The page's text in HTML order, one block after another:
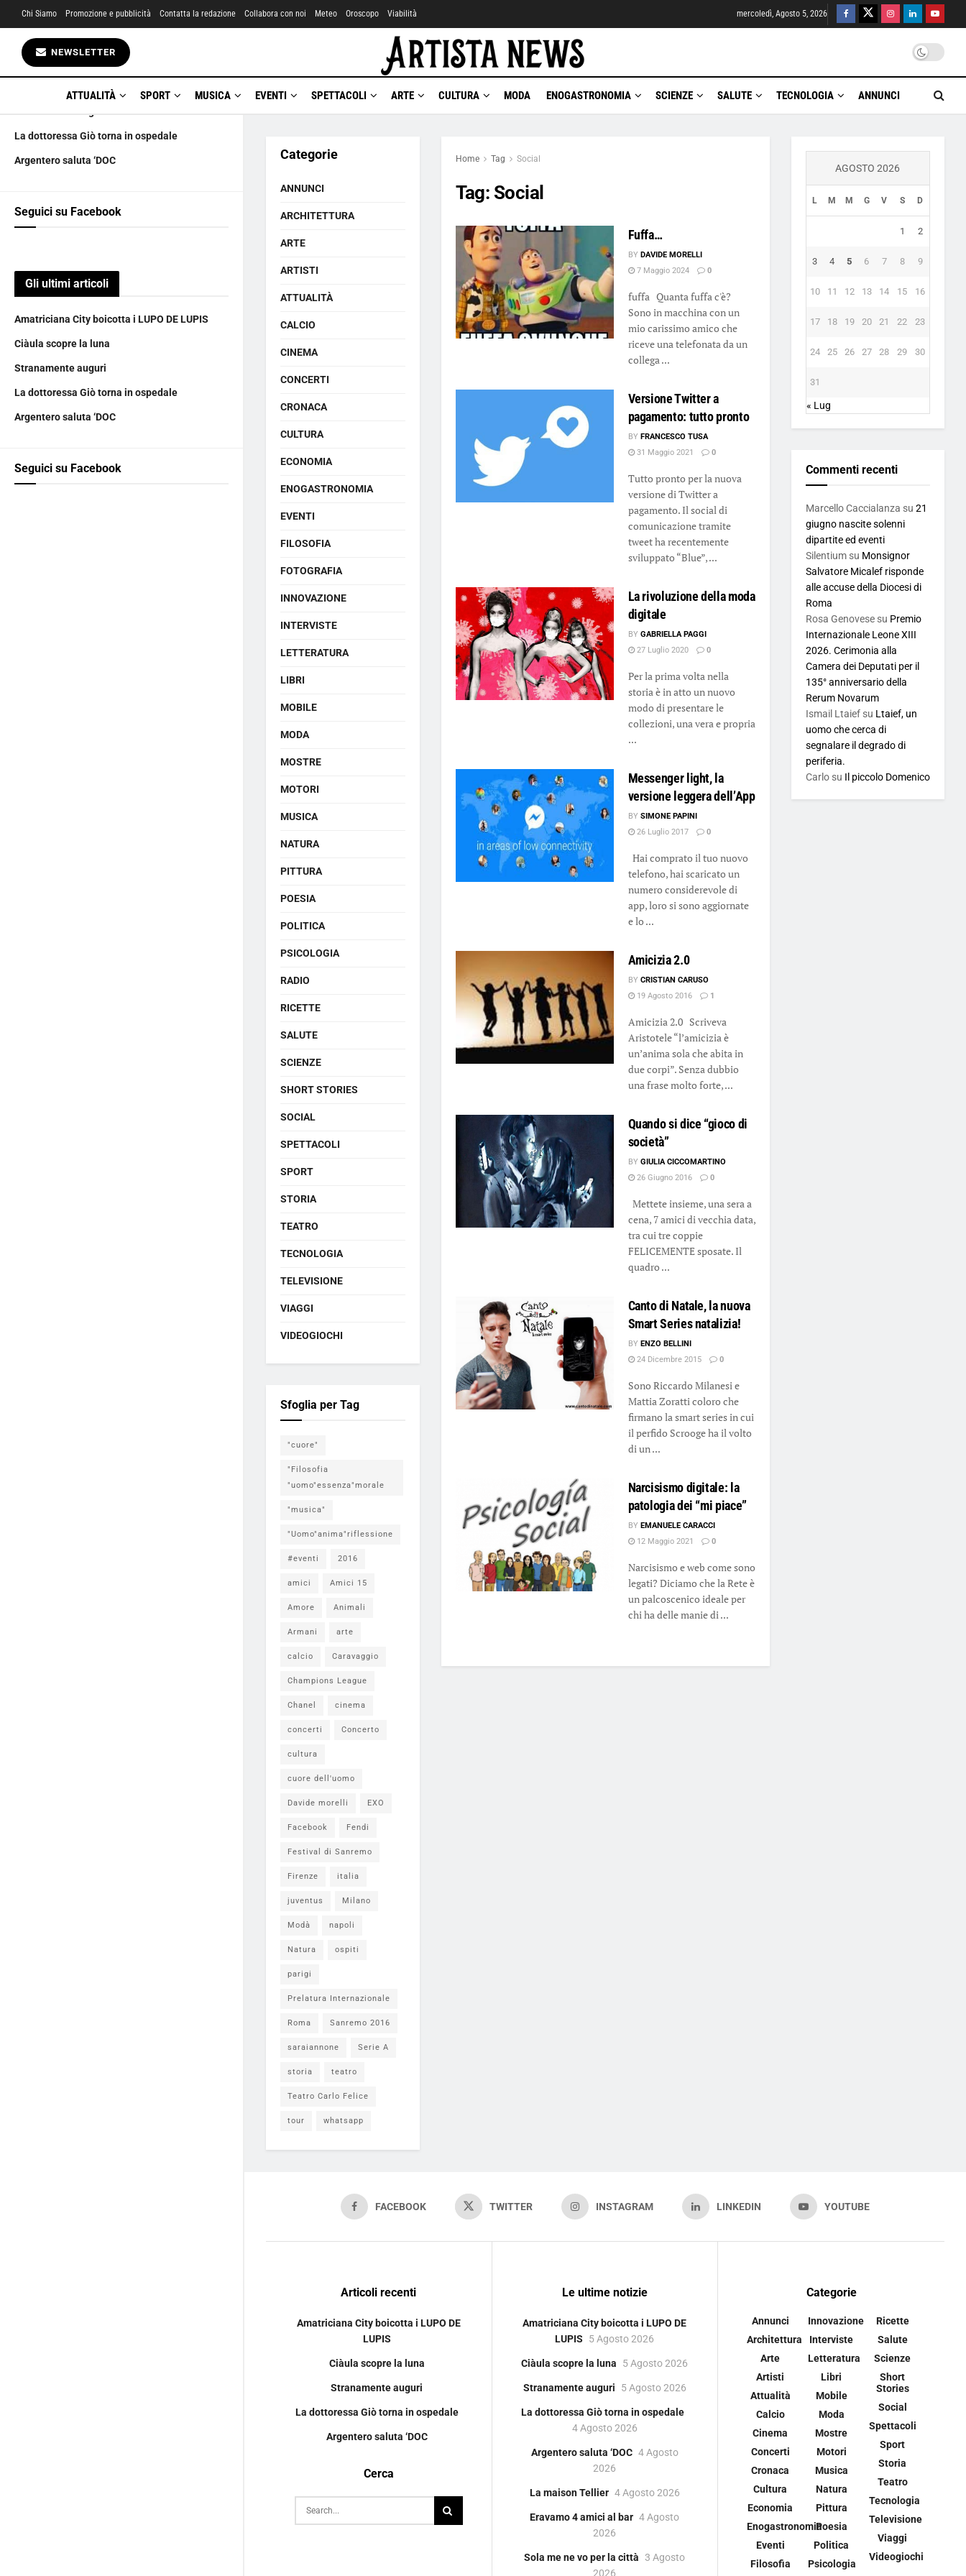
Gli ultimi articoli
Amatriciana City boicotta i LUPO DE LUPIS
La dottoressa Giò torna in ospedale
Argentero saluta ‘DOC
Seguici su Facebook
Gli ultimi articoli
Amatriciana City boicotta i LUPO DE LUPIS
Ciàula scopre la luna
Stranamente auguri
La dottoressa Giò torna in ospedale
Argentero saluta ‘DOC
Seguici su Facebook
Chi Siamo Promozione e pubblicità Contatta la redazione Collabora con noi Meteo Oroscopo Viabilità mercoledì, Agosto 5, 2026
NEWSLETTER
ATTUALITÀ SPORT MUSICA EVENTI SPETTACOLI ARTE CULTURA MODA ENOGASTRONOMIA SCIENZE SALUTE TECNOLOGIA ANNUNCI
Home Tag Social
Tag: Social
Fuffa…
BY DAVIDE MORELLI
7 Maggio 2024
0
fuffa Quanta fuffa c'è?
Sono in macchina con un
mio carissimo amico che
riceve una telefonata da un
collega ...
Versione Twitter a
pagamento: tutto pronto
BY FRANCESCO TUSA
31 Maggio 2021
0
Tutto pronto per la nuova
versione di Twitter a
pagamento. Il social di
comunicazione tramite
tweet ha recentemente
sviluppato “Blue”, ...
La rivoluzione della moda
digitale
BY GABRIELLA PAGGI
27 Luglio 2020
0
Per la prima volta nella
storia è in atto un nuovo
modo di presentare le
collezioni, una vera e propria
...
Messenger light, la
versione leggera dell’App
BY SIMONE PAPINI
26 Luglio 2017
0
Hai comprato il tuo nuovo
telefono, hai scaricato un
numero considerevole di
app, loro si sono aggiornate
e lo ...
Amicizia 2.0
BY CRISTIAN CARUSO
19 Agosto 2016
1
Amicizia 2.0 Scriveva
Aristotele “l’amicizia è
un’anima sola che abita in
due corpi”. Senza dubbio
una frase molto forte, ...
Quando si dice “gioco di
società”
BY GIULIA CICCOMARTINO
26 Giugno 2016
0
Mettete insieme, una sera a
cena, 7 amici di vecchia data,
tra cui tre coppie
FELICEMENTE sposate. Il
quadro ...
Canto di Natale, la nuova
Smart Series natalizia!
BY ENZO BELLINI
24 Dicembre 2015
0
Sono Riccardo Milanesi e
Mattia Zoratti coloro che
firmano la smart series in cui
il perfido Scrooge ha il volto
di un ...
Narcisismo digitale: la
patologia dei “mi piace”
BY EMANUELE CARACCI
12 Maggio 2021
0
Narcisismo e web come sono
legati? Diciamo che la Rete è
un palcoscenico ideale per
chi ha delle manie di ...
Categorie
ANNUNCI
ARCHITETTURA
ARTE
ARTISTI
ATTUALITÀ
CALCIO
CINEMA
CONCERTI
CRONACA
CULTURA
ECONOMIA
ENOGASTRONOMIA
EVENTI
FILOSOFIA
FOTOGRAFIA
INNOVAZIONE
INTERVISTE
LETTERATURA
LIBRI
MOBILE
MODA
MOSTRE
MOTORI
MUSICA
NATURA
PITTURA
POESIA
POLITICA
PSICOLOGIA
RADIO
RICETTE
SALUTE
SCIENZE
SHORT STORIES
SOCIAL
SPETTACOLI
SPORT
STORIA
TEATRO
TECNOLOGIA
TELEVISIONE
VIAGGI
VIDEOGIOCHI
Sfoglia per Tag
"cuore"
"Filosofia
"uomo"essenza"morale
"musica"
"Uomo"anima"riflessione
#eventi 2016
amici Amici 15
Amore Animali
Armani arte
calcio Caravaggio
Champions League
Chanel cinema
concerti Concerto
cultura
cuore dell'uomo
Davide morelli EXO
Facebook Fendi
Festival di Sanremo
Firenze italia
juventus Milano
Modà napoli
Natura ospiti
parigi
Prelatura Internazionale
Roma Sanremo 2016
saraiannone Serie A
storia teatro
Teatro Carlo Felice
tour whatsapp
AGOSTO 2026
L M M G V S D
1 2
3 4 5 6 7 8 9
10 11 12 13 14 15 16
17 18 19 20 21 22 23
24 25 26 27 28 29 30
31
« Lug
Commenti recenti
Marcello Caccialanza su 21
giugno nascite solenni
dipartite ed eventi
Silentiumsu Monsignor
Salvatore Micalef risponde
alle accuse della Diocesi di
Roma
Rosa Genovesesu Premio
Internazionale Leone XIII
2026. Cerimonia alla
Camera dei Deputati per il
135° anniversario della
Rerum Novarum
Ismail Ltaiefsu Ltaief, un
uomo che cerca di
segnalare il degrado di
periferia.
Carlosu Il piccolo Domenico
FACEBOOK TWITTER INSTAGRAM LINKEDIN YOUTUBE
Articoli recenti
Amatriciana City boicotta i LUPO DE
LUPIS
Ciàula scopre la luna
Stranamente auguri
La dottoressa Giò torna in ospedale
Argentero saluta ‘DOC
Cerca
Le ultime notizie
Amatriciana City boicotta i LUPO DE
LUPIS
5 Agosto 2026
Ciàula scopre la luna 5 Agosto 2026
Stranamente auguri 5 Agosto 2026
La dottoressa Giò torna in ospedale
4 Agosto 2026
Argentero saluta ‘DOC 4 Agosto
2026
La maison Tellier 4 Agosto 2026
Eravamo 4 amici al bar 4 Agosto
2026
Sola me ne vo per la città 3 Agosto
2026
Categorie
Annunci
Architettura
Arte
Artisti
Attualità
Calcio
Cinema
Concerti
Cronaca
Cultura
Economia
Enogastronomia
Eventi
Filosofia
Innovazione
Interviste
Letteratura
Libri
Mobile
Moda
Mostre
Motori
Musica
Natura
Pittura
Poesia
Politica
Psicologia
Ricette
Salute
Scienze
Short
Stories
Social
Spettacoli
Sport
Storia
Teatro
Tecnologia
Televisione
Viaggi
Videogiochi